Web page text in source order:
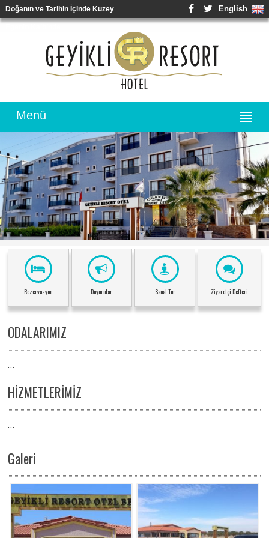
Doğanın ve Tarihin İçinde Kuzey English
Menü
Rezervasyon Duyurular Sanal Tur Ziyaretçi Defteri
ODALARIMIZ
...
HİZMETLERİMİZ
...
Galeri